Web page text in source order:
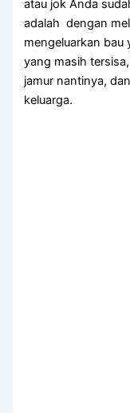
аtаu jok Andа
аdаlаh dengan
mengeluarkan bau
уаng mаѕіh
jamur nantinya,
keluarga.